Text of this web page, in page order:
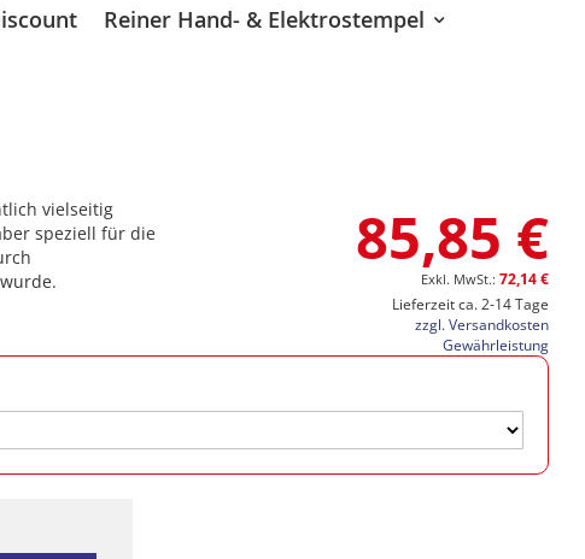
Reiner Hand- & Elektrostempel
85,85 €
72,14 €
Lieferzeit ca. 2-14 Tage
zzgl. Versandkosten
Gewährleistung
vielseitig
speziell für die